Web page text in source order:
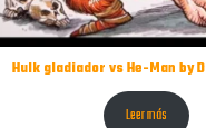
Hulk gladiador vs He-Man by
Leer más